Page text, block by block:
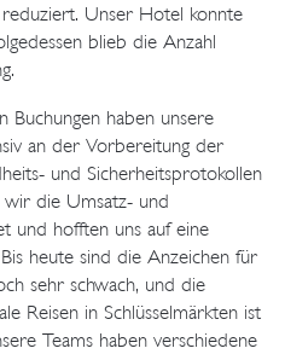
Unser Hotel konnte
blieb die Anzahl
Buchungen haben unsere
an der Vorbereitung der
und Sicherheitsprotokollen
wir die Umsatz- und
und hofften uns auf eine
heute sind die Anzeichen für
sehr schwach, und die
Reisen in Schlüsselmärkten ist
Teams haben verschiedene